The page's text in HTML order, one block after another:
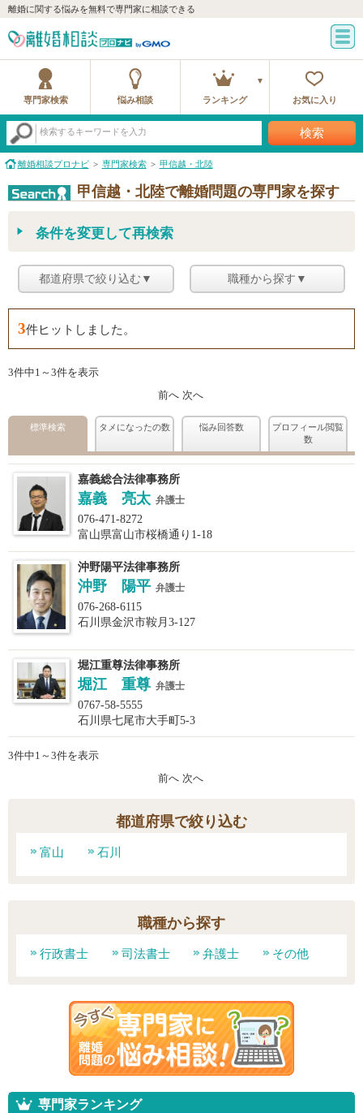
離婚に関する悩みを無料で専門家に相談できる
専門家検索 悩み相談 ランキング お気に入り
検索するキーワードを入力 検索
離婚相談プロナビ 専門家検索 甲信越・北陸
甲信越・北陸で離婚問題の専門家を探す
条件を変更して再検索
都道府県で絞り込む▼ 職種から探す▼
3件ヒットしました。
3件中1～3件を表示
前へ 次へ
標準検索 タメになったの数 悩み回答数
プロフィール閲覧
数
嘉義総合法律事務所
嘉義 亮太 弁護士
076-471-8272
富山県富山市桜橋通り1-18
沖野陽平法律事務所
沖野 陽平 弁護士
076-268-6115
石川県金沢市鞍月3-127
堀江重尊法律事務所
堀江 重尊 弁護士
0767-58-5555
石川県七尾市大手町5-3
3件中1～3件を表示
前へ 次へ
都道府県で絞り込む
富山 石川
職種から探す
行政書士 司法書士 弁護士 その他
専門家ランキング